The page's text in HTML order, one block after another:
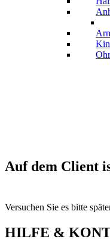
Auf dem Client
Versuchen Sie es bitte
HILFE &